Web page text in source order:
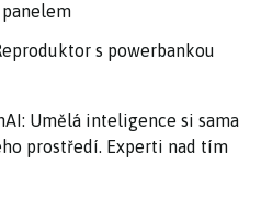
panelem
s powerbankou
Umělá inteligence si sama
prostředí. Experti nad tím